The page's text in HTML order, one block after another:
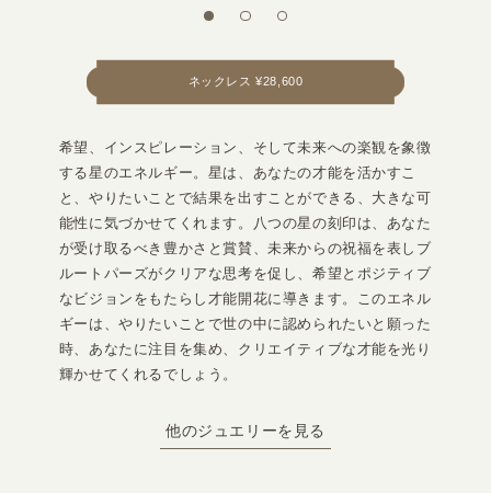
希望、インスピレーション、そして未来への楽観を象徴
する星のエネルギー。星は、あなたの才能を活かすこ
と、やりたいことで結果を出すことができる、大きな可
能性に気づかせてくれます。八つの星の刻印は、あなた
が受け取るべき豊かさと賞賛、未来からの祝福を表しブ
ルートパーズがクリアな思考を促し、希望とポジティブ
なビジョンをもたらし才能開花に導きます。このエネル
ギーは、やりたいことで世の中に認められたいと願った
時、あなたに注目を集め、クリエイティブな才能を光り
輝かせてくれるでしょう。
ネックレス ¥28,600
他のジュエリーを見る